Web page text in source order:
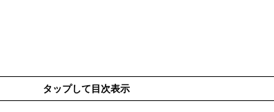
タップして目次表示